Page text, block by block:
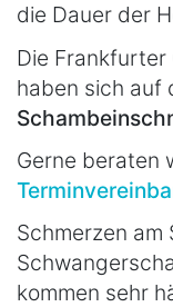
die Dauer der
Die Frankfurter
haben sich auf
Gerne beraten
Schmerzen am
kommen sehr